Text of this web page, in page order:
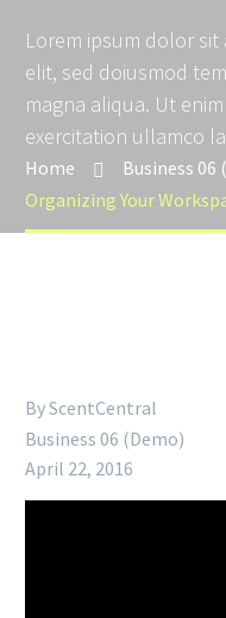
Lorem ipsum dolor
elit, sed doiusmod
magna aliqua. Ut
exercitation ullamco
Home
Business 06
Organizing Your
ByScentCentral
Business 06 (Demo)
April 22, 2016